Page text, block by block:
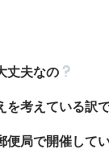
丈夫なの
を考えている訳
便局で開催して